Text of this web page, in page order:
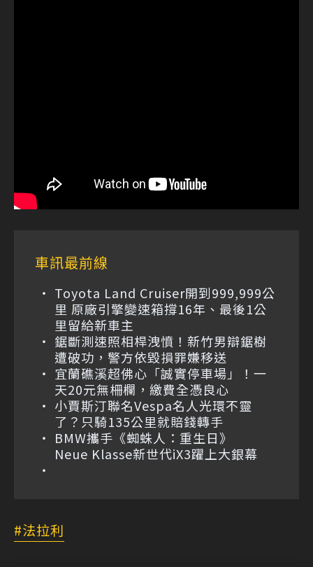
車訊最前線
Toyota Land Cruiser開到999,999公
里 原廠引擎變速箱撐16年、最後1公
里留給新車主
鋸斷測速照相桿洩憤！新竹男辯鋸樹
遭破功，警方依毀損罪嫌移送
宜蘭礁溪超佛心「誠實停車場」！一
天20元無柵欄，繳費全憑良心
小賈斯汀聯名Vespa名人光環不靈
了？只騎135公里就賠錢轉手
BMW攜手《蜘蛛人：重生日》
Neue Klasse新世代iX3躍上大銀幕
法拉利